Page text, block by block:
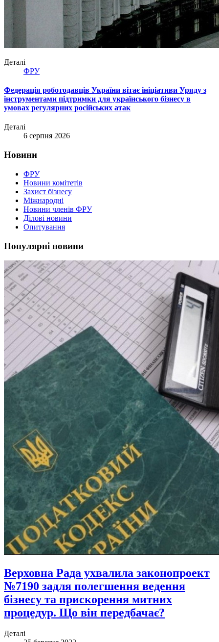
Деталі
ФРУ
Федерація роботодавців України вітає ініціативи Уряду з
інструментами підтримки для українського бізнесу в
умовах регулярних російських атак
Деталі
6 серпня 2026
Новини
ФРУ
Новини комітетів
Захист бізнесу
Міжнародні
Новини членів ФРУ
Ділові новини
Опитування
Популярні новини
Верховна Рада ухвалила законопроект
№7190 задля полегшення ведення
бізнесу та прискорення митних
процедур. Що він передбачає?
Деталі